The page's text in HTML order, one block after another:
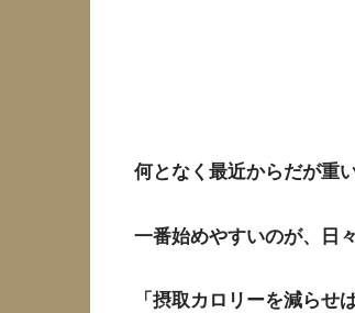
何となく最近からだが重
一番始めやすいのが、日
「摂取カロリーを減らせ